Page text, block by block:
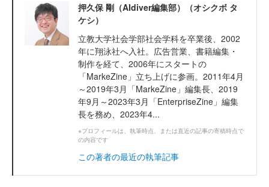
押久保 剛（AIdiver編集部）（オシクボ タ
ケシ）
立教大学社会学部社会学科を卒業後、2002
年に翔泳社へ入社。広告営業、書籍編集・
制作を経て、2006年にスタートの
「MarkeZine」立ち上げに参画。2011年4月
～2019年3月「MarkeZine」編集長、2019
年9月～2023年3月「EnterpriseZine」編集
長を務め、2023年4...
※プロフィールは、執筆時点、または直近の記事の寄稿時点で
の内容です
この著者の最近の執筆記事